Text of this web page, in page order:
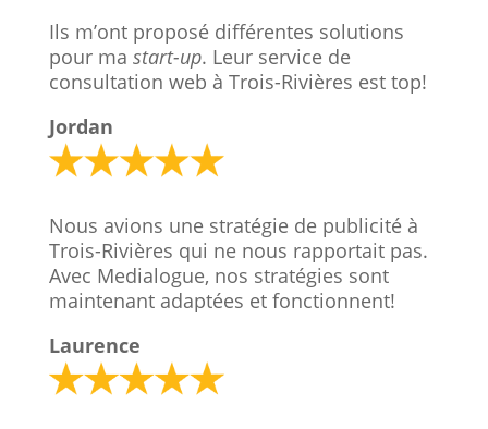
Ils m’ont proposé différentes solutions
pour ma start-up. Leur service de
consultation web à Trois-Rivières est top!
Jordan
Nous avions une stratégie de publicité à
Trois-Rivières qui ne nous rapportait pas.
Avec Medialogue, nos stratégies sont
maintenant adaptées et fonctionnent!
Laurence